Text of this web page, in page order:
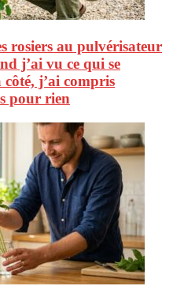
rosiers au pulvérisateur
j’ai vu ce qui se
j’ai compris
pour rien